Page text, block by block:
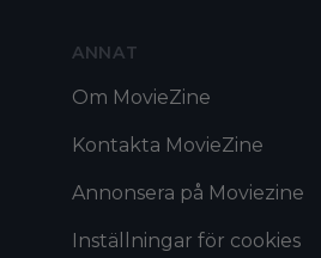
ANNAT
Om MovieZine
Kontakta MovieZine
Annonsera på Moviezine
Inställningar för cookies